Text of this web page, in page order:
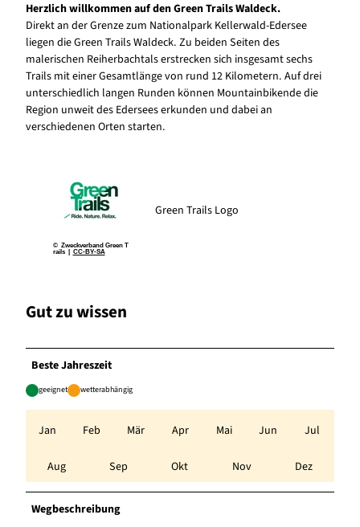
Herzlich willkommen auf den Green Trails Waldeck.
Direkt an der Grenze zum Nationalpark Kellerwald-Edersee
liegen die Green Trails Waldeck. Zu beiden Seiten des
malerischen Reiherbachtals erstrecken sich insgesamt sechs
Trails mit einer Gesamtlänge von rund 12 Kilometern. Auf drei
unterschiedlich langen Runden können Mountainbikende die
Region unweit des Edersees erkunden und dabei an
verschiedenen Orten starten.
© Zweckverband Green T
rails | CC-BY-SA
Green Trails Logo
Gut zu wissen
Beste Jahreszeit
geeignet wetterabhängig
Jan Feb Mär Apr Mai Jun Jul
Aug Sep Okt Nov Dez
Wegbeschreibung